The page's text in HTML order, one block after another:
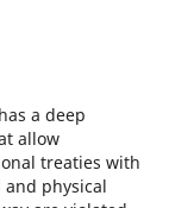
a deep
allow
treaties with
physical